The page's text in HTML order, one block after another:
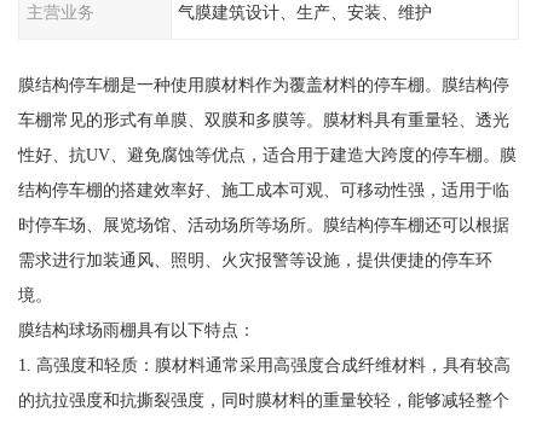
主营业务 气膜建筑设计、生产、安装、维护
膜结构停车棚是一种使用膜材料作为覆盖材料的停车棚。膜结构停
车棚常见的形式有单膜、双膜和多膜等。膜材料具有重量轻、透光
性好、抗UV、避免腐蚀等优点，适合用于建造大跨度的停车棚。膜
结构停车棚的搭建效率好、施工成本可观、可移动性强，适用于临
时停车场、展览场馆、活动场所等场所。膜结构停车棚还可以根据
需求进行加装通风、照明、火灾报警等设施，提供便捷的停车环
境。
膜结构球场雨棚具有以下特点：
1. 高强度和轻质：膜材料通常采用高强度合成纤维材料，具有较高
的抗拉强度和抗撕裂强度，同时膜材料的重量较轻，能够减轻整个